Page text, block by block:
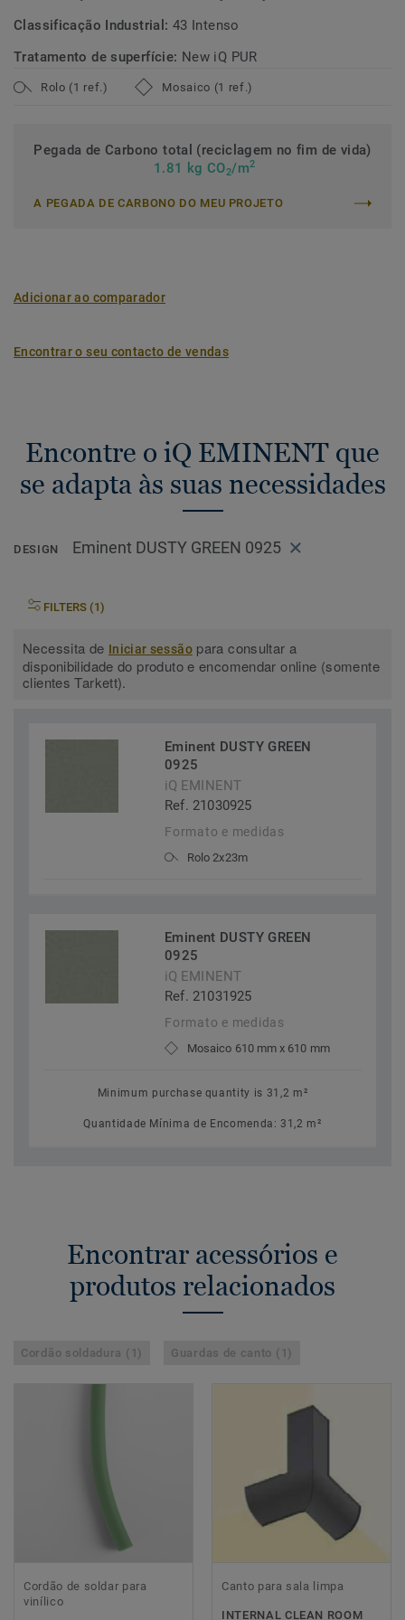
Classificação Industrial: 43 Intenso
Tratamento de superfície: New iQ PUR
Rolo (1 ref.) Mosaico (1 ref.)
Pegada de Carbono total (reciclagem no fim de vida)
1.81 kg CO2/m2
A PEGADA DE CARBONO DO MEU PROJETO
Adicionar ao comparador
Encontrar o seu contacto de vendas
Encontre o iQ EMINENT que
se adapta às suas necessidades
DESIGN Eminent DUSTY GREEN 0925
FILTERS (1)
Necessita de Iniciar sessãopara consultar a
disponibilidade do produto e encomendar online (somente
clientes Tarkett).
Eminent DUSTY GREEN
0925
iQ EMINENT
Ref. 21030925
Formato e medidas
Rolo 2x23m
Eminent DUSTY GREEN
0925
iQ EMINENT
Ref. 21031925
Formato e medidas
Mosaico 610 mm x 610 mm
Minimum purchase quantity is 31,2 m²
Quantidade Mínima de Encomenda: 31,2 m²
Encontrar acessórios e
produtos relacionados
Cordão soldadura (1) Guardas de canto (1)
Cordão de soldar para
vinílico
Canto para sala limpa
INTERNAL CLEAN ROOM